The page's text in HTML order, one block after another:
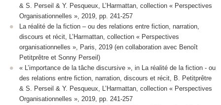
& S. Perseil & Y. Pesqueux, L’Harmattan, collection « Perspectives
Organisationnelles », 2019, pp. 241-257
La réalité de la fiction – ou des relations entre fiction, narration,
discours et récit, L’Harmattan, collection « Perspectives
organisationnelles », Paris, 2019 (en collaboration avec Benoît
Petitprêtre et Sonny Perseil)
« L’importance de la tâche discursive », in La réalité de la fiction - ou
des relations entre fiction, narration, discours et récit, B. Petitprêtre
& S. Perseil & Y. Pesqueux, L’Harmattan, collection « Perspectives
Organisationnelles », 2019, pp. 241-257